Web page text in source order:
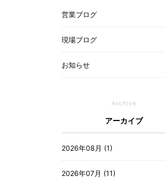
営業ブログ
現場ブログ
お知らせ
Archive
アーカイブ
2026年08月 (1)
2026年07月 (11)